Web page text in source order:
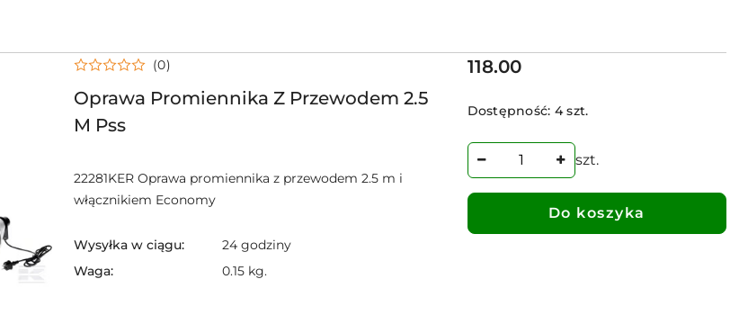
Oprawa Promiennika Z Przewodem 2.5
M Pss
(0)
22281KER Oprawa promiennika z przewodem 2.5 m i
włącznikiem Economy
Wysyłka w ciągu:
24 godziny
Waga:
0.15 kg.
Cena:
118.00
Dostępność: 4 szt.
szt.
Do koszyka